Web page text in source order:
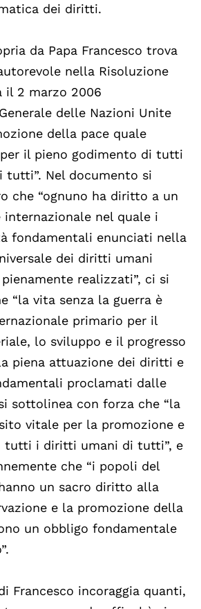
dei diritti.
da Papa Francesco trova
nella Risoluzione
il 2 marzo 2006
delle Nazioni Unite
della pace quale
il pieno godimento di tutti
Nel documento si
che “ognuno ha diritto a un
internazionale nel quale i
fondamentali enunciati nella
dei diritti umani
realizzati”, ci si
“la vita senza la guerra è
primario per il
lo sviluppo e il progresso
piena attuazione dei diritti e
proclamati dalle
sottolinea con forza che “la
vitale per la promozione e
tutti i diritti umani di tutti”, e
che “i popoli del
un sacro diritto alla
e la promozione della
un obbligo fondamentale
Francesco incoraggia quanti,